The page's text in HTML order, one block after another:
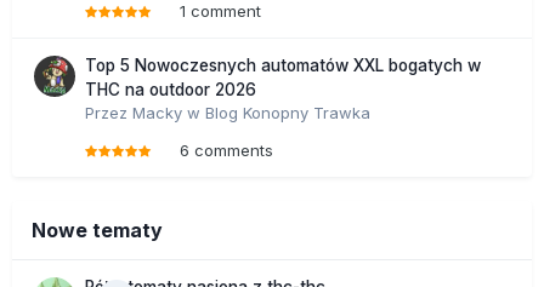
1 comment
Top 5 Nowoczesnych automatów XXL bogatych w
THC na outdoor 2026
Przez Macky w Blog Konopny Trawka
6 comments
Nowe tematy